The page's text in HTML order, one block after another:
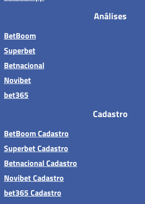
Análises
BetBoom
Superbet
Betnacional
Novibet
bet365
Cadastro
BetBoom Cadastro
Superbet Cadastro
Betnacional Cadastro
Novibet Cadastro
bet365 Cadastro